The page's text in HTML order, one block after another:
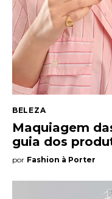
BELEZA
Maquiagem
guia dos
por Fashion à Porter